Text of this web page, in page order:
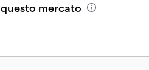
questo mercato